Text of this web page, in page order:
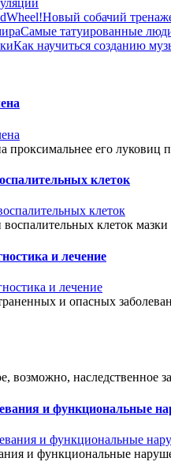
Новый собачий
Самые татуированные
Как научиться созданию
проксимальнее его луковиц
клеток
клеток мазки
и лечение
и опасных
наследственное
и функциональные
и функциональные